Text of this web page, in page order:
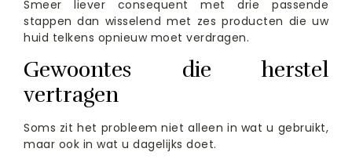
Smeer liever consequent met drie passende
stappen dan wisselend met zes producten die uw
huid telkens opnieuw moet verdragen.
Gewoontes die herstel
vertragen
Soms zit het probleem niet alleen in wat u gebruikt,
maar ook in wat u dagelijks doet.